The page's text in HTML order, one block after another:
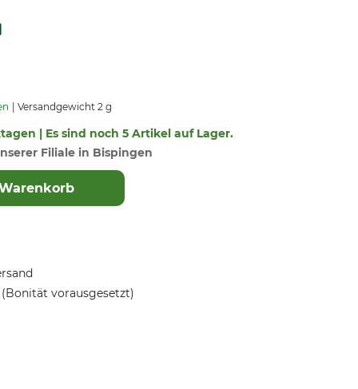
Versandgewicht 2 g
| Es sind noch 5 Artikel auf Lager.
Filiale in Bispingen
vorausgesetzt)